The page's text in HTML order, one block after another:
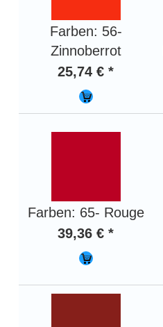
Farben: 56-
Zinnoberrot
25,74 € *
Farben: 65- Rouge
39,36 € *